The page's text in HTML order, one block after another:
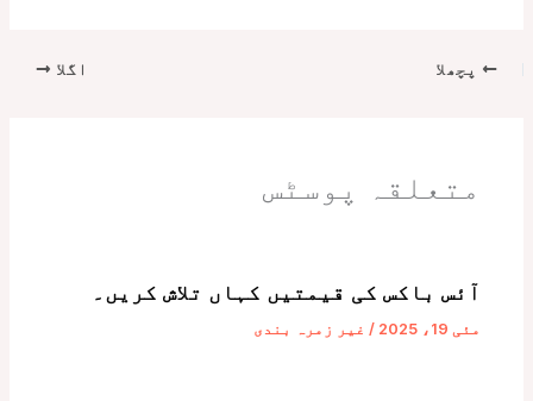
پچھلا اگلا
متعلقہ پوسٹس
آئس باکس کی قیمتیں کہاں تلاش کریں۔
مئی 19، 2025 / غیر زمرہ بندی